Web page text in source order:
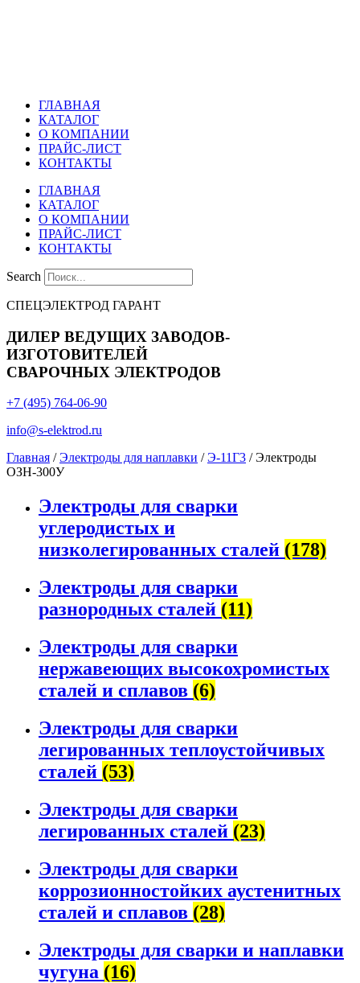
ГЛАВНАЯ
КАТАЛОГ
О КОМПАНИИ
ПРАЙС-ЛИСТ
КОНТАКТЫ
ГЛАВНАЯ
КАТАЛОГ
О КОМПАНИИ
ПРАЙС-ЛИСТ
КОНТАКТЫ
Search
СПЕЦЭЛЕКТРОД ГАРАНТ
ДИЛЕР ВЕДУЩИХ ЗАВОДОВ-
ИЗГОТОВИТЕЛЕЙ
СВАРОЧНЫХ ЭЛЕКТРОДОВ
+7 (495) 764-06-90
info@s-elektrod.ru
Главная /Электроды для наплавки /Э-11Г3 / Электроды
ОЗН-300У
Электроды для сварки
углеродистых и
низколегированных сталей (178)
Электроды для сварки
разнородных сталей (11)
Электроды для сварки
нержавеющих высокохромистых
сталей и сплавов (6)
Электроды для сварки
легированных теплоустойчивых
сталей (53)
Электроды для сварки
легированных сталей (23)
Электроды для сварки
коррозионностойких аустенитных
сталей и сплавов (28)
Электроды для сварки и наплавки
чугуна (16)